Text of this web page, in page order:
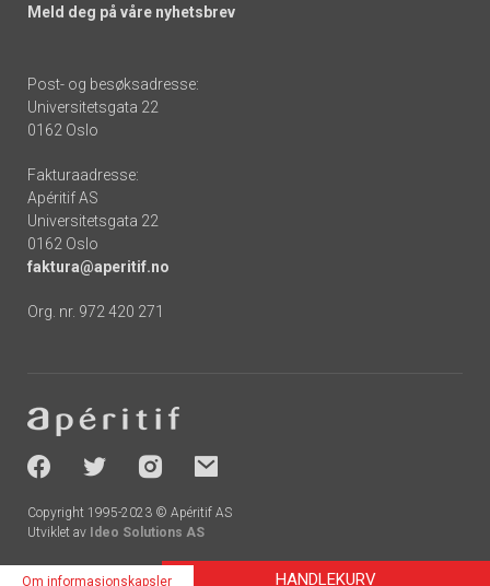
Meld deg på våre nyhetsbrev
Post- og besøksadresse:
Universitetsgata 22
0162 Oslo
Fakturaadresse:
Apéritif AS
Universitetsgata 22
0162 Oslo
faktura@aperitif.no
Org. nr. 972 420 271
-
socials
Copyright 1995-2023 © Apéritif AS
Utviklet av Ideo Solutions AS
HANDLEKURV
Om informasjonskapsler